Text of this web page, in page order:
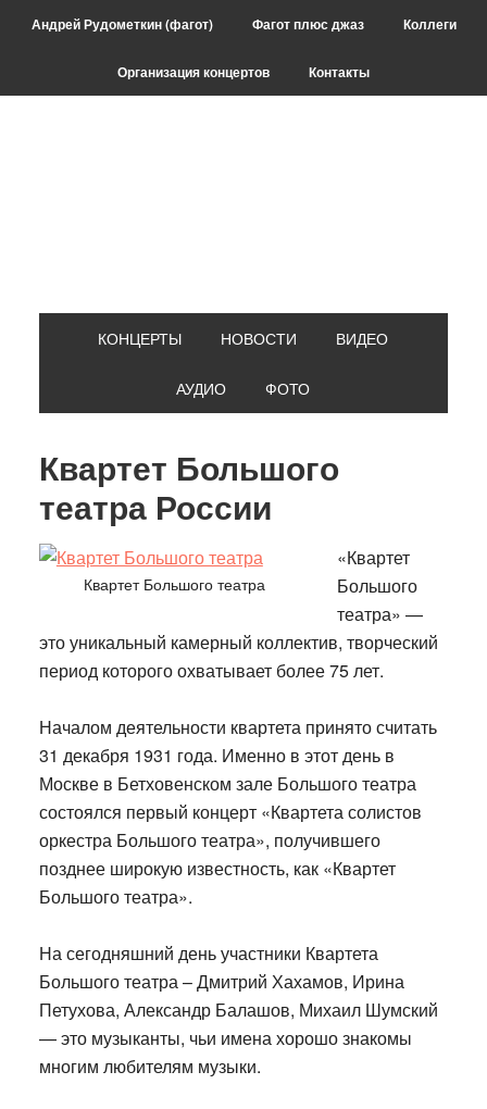
navigation
content
sidebar
Андрей Рудометкин (фагот) Фагот плюс джаз Коллеги
Организация концертов Контакты
КОНЦЕРТЫ НОВОСТИ ВИДЕО
АУДИО ФОТО
Квартет Большого
театра России
Квартет Большого театра
«Квартет
Большого
театра» —
это уникальный камерный коллектив, творческий
период которого охватывает более 75 лет.
Началом деятельности квартета принято считать
31 декабря 1931 года. Именно в этот день в
Москве в Бетховенском зале Большого театра
состоялся первый концерт «Квартета солистов
оркестра Большого театра», получившего
позднее широкую известность, как «Квартет
Большого театра».
На сегодняшний день участники Квартета
Большого театра – Дмитрий Хахамов, Ирина
Петухова, Александр Балашов, Михаил Шумский
— это музыканты, чьи имена хорошо знакомы
многим любителям музыки.